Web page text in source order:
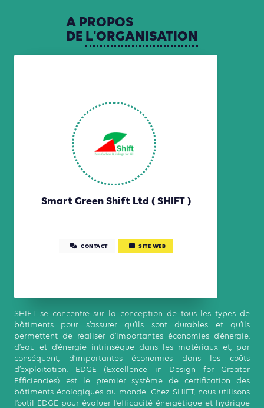
A PROPOS
DE L'ORGANISATION
Smart Green Shift Ltd ( SHIFT )
CONTACT SITE WEB
SHIFT se concentre sur la conception de tous les types de
bâtiments pour s’assurer qu’ils sont durables et qu’ils
permettent de réaliser d’importantes économies d’énergie,
d’eau et d’énergie intrinsèque dans les matériaux et, par
conséquent, d’importantes économies dans les coûts
d’exploitation. EDGE (Excellence in Design for Greater
Efficiencies) est le premier système de certification des
bâtiments écologiques au monde. Chez SHIFT, nous utilisons
l’outil EDGE pour évaluer l’efficacité énergétique et hydrique